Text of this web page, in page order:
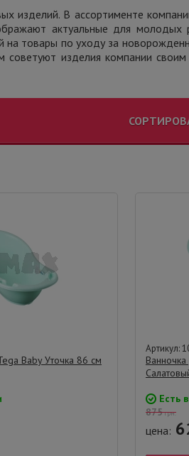
изделий. В ассортименте
актуальные для молодых
на товары по уходу за
советуют изделия компании своим
Baby Уточка 86 см
Артикул:
Есть
875грн.
цена: